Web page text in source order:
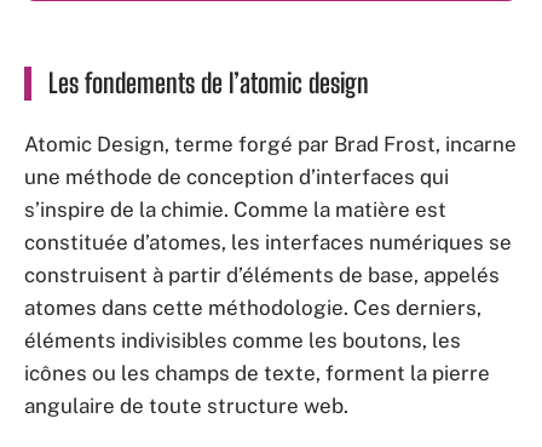
Les fondements de l’atomic design
Atomic Design, terme forgé par Brad Frost, incarne
une méthode de conception d’interfaces qui
s’inspire de la chimie. Comme la matière est
constituée d’atomes, les interfaces numériques se
construisent à partir d’éléments de base, appelés
atomes dans cette méthodologie. Ces derniers,
éléments indivisibles comme les boutons, les
icônes ou les champs de texte, forment la pierre
angulaire de toute structure web.